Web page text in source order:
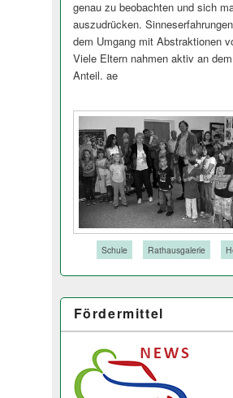
genau zu beobachten und sich
auszudrücken.
dem Umgang mit Abstraktionen
Viele Eltern nahmen aktiv an
Anteil. ae
Schule Rathausgalerie
Fördermittel